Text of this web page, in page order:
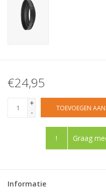
€24,95
+
-
TOEVOEGEN
! Graag
Informatie